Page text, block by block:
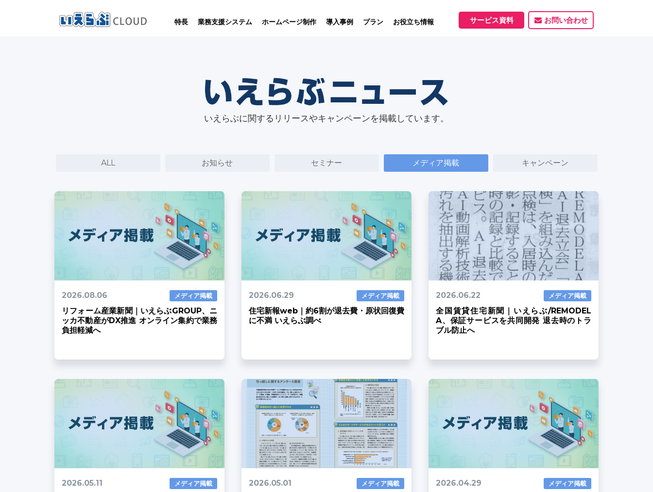
特長 業務支援システム
業務向け機能 業務向け機能
ホームページ制作
制作について
導入事例 プラン お役立ち情報 サービス資料 お問い合わせ
いえらぶに関するリリースやキャンペーンを掲載しています。
ALL お知らせ セミナー メディア掲載 キャンペーン
2026.08.06 メディア掲載
リフォーム産業新聞｜いえらぶGROUP、ニ
ッカ不動産がDX推進 オンライン集約で業務
負担軽減へ
2026.06.29 メディア掲載
住宅新報web｜約6割が退去費・原状回復費
に不満 いえらぶ調べ
2026.06.22 メディア掲載
全国賃貸住宅新聞｜いえらぶ/REMODEL
A、保証サービスを共同開発 退去時のトラ
ブル防止へ
2026.05.11 メディア掲載 2026.05.01 メディア掲載 2026.04.29 メディア掲載